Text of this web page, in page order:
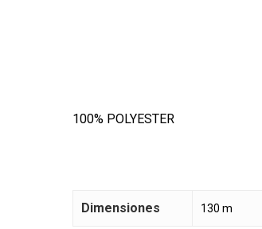
100% POLYESTER
Dimensiones 130 m